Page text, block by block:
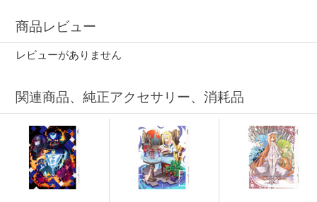
商品レビュー
レビューがありません
関連商品、純正アクセサリー、消耗品